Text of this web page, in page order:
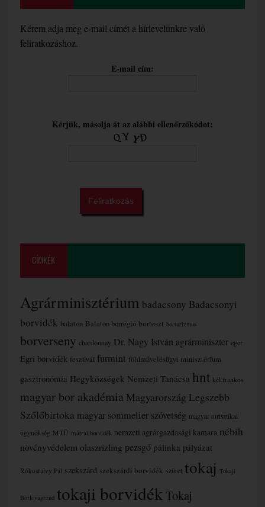
Kérem adja meg e-mail címét a hírlevelünkre való
feliratkozáshoz.
E-mail cím:
Kérjük, másolja át az alábbi ellenőrzőkódot:
CÍMKÉK
Agrárminisztérium badacsony Badacsonyi
borvidék balaton Balaton borrégió borteszt borturizmus
borverseny chardonnay Dr. Nagy István agrárminiszter eger
Egri borvidék fesztivál furmint földművelésügyi minisztérium
gasztronómia Hegyközségek Nemzeti Tanácsa hnt kékfrankos
magyar bor akadémia Magyarország Legszebb
Szőlőbirtoka magyar sommelier szövetség magyar turisztikai
ügynökség MTÜ mátrai borvidék nemzeti agrárgazdasági kamara nébih
növényvédelem olaszrizling pezsgő pálinka pályázat
Rókusfalvy Pál szekszárd szekszárdi borvidék szüret tokaj Tokaji
Borlovagrend tokaji borvidék Tokaj